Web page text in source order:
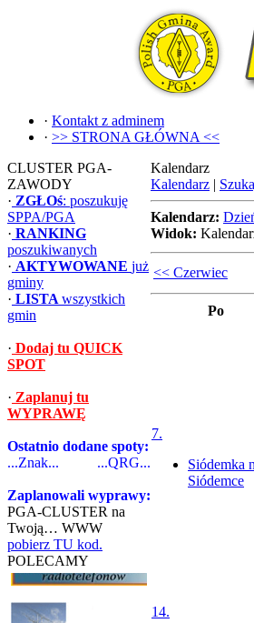
· Kontakt z adminem
· >> STRONA GŁÓWNA <<
CLUSTER PGA-
ZAWODY
· ZGŁOś: poszukuję
SPPA/PGA
· RANKING
poszukiwanych
· AKTYWOWANE już
gminy
· LISTA wszystkich
gmin
· Dodaj tu QUICK
SPOT
· Zaplanuj tu
WYPRAWĘ
Ostatnio dodane spoty:
...Znak...
...QRG...
Zaplanowali wyprawy:
PGA-CLUSTER na
Twoją… WWW
pobierz TU kod.
POLECAMY
Kalendarz
Kalendarz |
Kalendarz:
Widok:
<< Czerwiec
Po
7.
Siódemka
Siódemce
14.